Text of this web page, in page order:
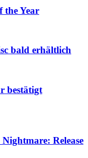
the Year
bald erhältlich
bestätigt
Release